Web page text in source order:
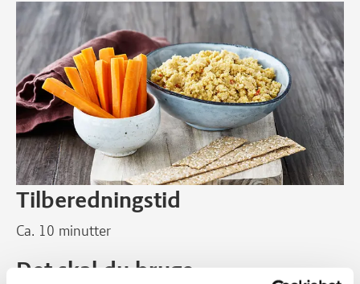
Tilberedningstid
Ca. 10 minutter
Det skal du bruge